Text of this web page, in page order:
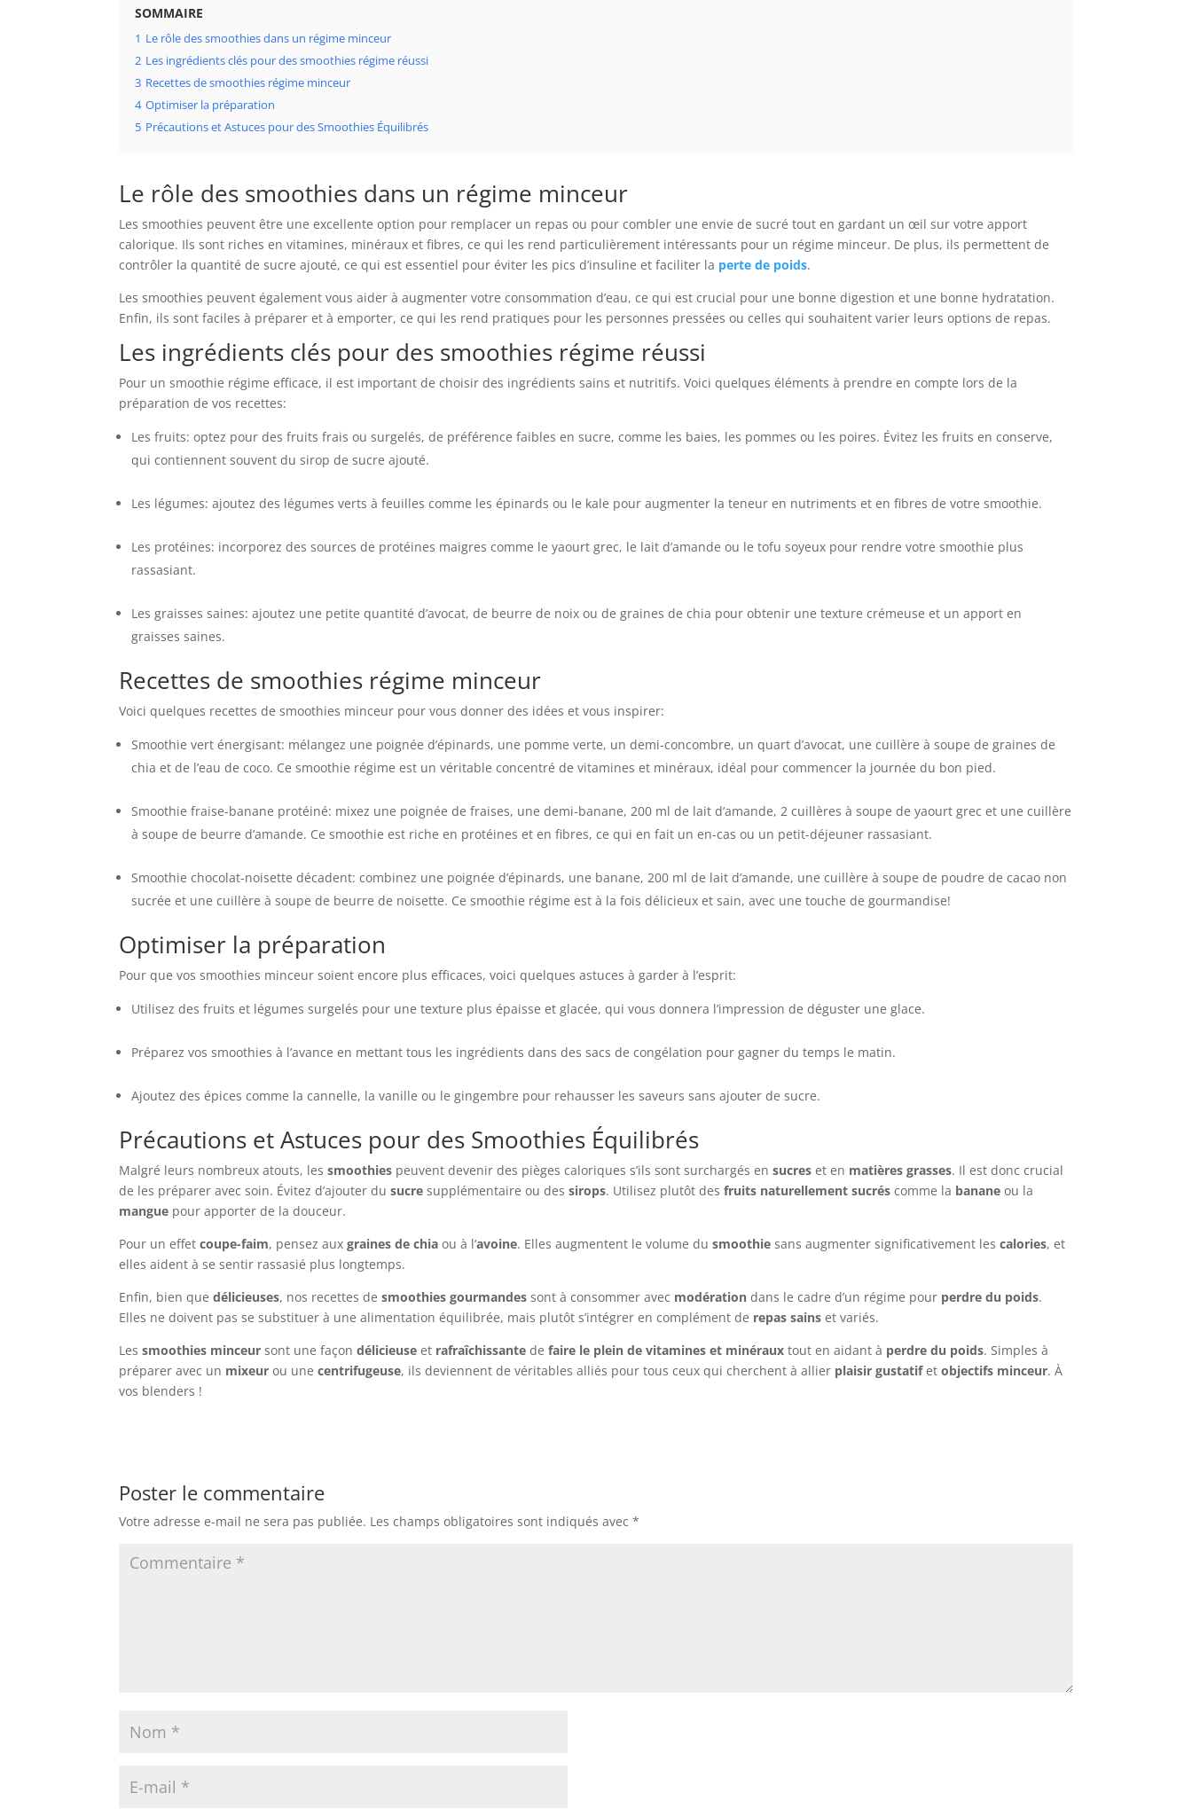
SOMMAIRE
1 Le rôle des smoothies dans un régime minceur
2 Les ingrédients clés pour des smoothies régime réussi
3 Recettes de smoothies régime minceur
4 Optimiser la préparation
5 Précautions et Astuces pour des Smoothies Équilibrés
Le rôle des smoothies dans un régime minceur
Les smoothies peuvent être une excellente option pour remplacer un repas ou pour combler une envie de sucré tout en gardant un œil sur votre apport
calorique. Ils sont riches en vitamines, minéraux et fibres, ce qui les rend particulièrement intéressants pour un régime minceur. De plus, ils permettent de
contrôler la quantité de sucre ajouté, ce qui est essentiel pour éviter les pics d’insuline et faciliter la perte de poids.
Les smoothies peuvent également vous aider à augmenter votre consommation d’eau, ce qui est crucial pour une bonne digestion et une bonne hydratation.
Enfin, ils sont faciles à préparer et à emporter, ce qui les rend pratiques pour les personnes pressées ou celles qui souhaitent varier leurs options de repas.
Les ingrédients clés pour des smoothies régime réussi
Pour un smoothie régime efficace, il est important de choisir des ingrédients sains et nutritifs. Voici quelques éléments à prendre en compte lors de la
préparation de vos recettes:
Les fruits: optez pour des fruits frais ou surgelés, de préférence faibles en sucre, comme les baies, les pommes ou les poires. Évitez les fruits en conserve,
qui contiennent souvent du sirop de sucre ajouté.
Les légumes: ajoutez des légumes verts à feuilles comme les épinards ou le kale pour augmenter la teneur en nutriments et en fibres de votre smoothie.
Les protéines: incorporez des sources de protéines maigres comme le yaourt grec, le lait d’amande ou le tofu soyeux pour rendre votre smoothie plus
rassasiant.
Les graisses saines: ajoutez une petite quantité d’avocat, de beurre de noix ou de graines de chia pour obtenir une texture crémeuse et un apport en
graisses saines.
Recettes de smoothies régime minceur
Voici quelques recettes de smoothies minceur pour vous donner des idées et vous inspirer:
Smoothie vert énergisant: mélangez une poignée d’épinards, une pomme verte, un demi-concombre, un quart d’avocat, une cuillère à soupe de graines de
chia et de l’eau de coco. Ce smoothie régime est un véritable concentré de vitamines et minéraux, idéal pour commencer la journée du bon pied.
Smoothie fraise-banane protéiné: mixez une poignée de fraises, une demi-banane, 200 ml de lait d’amande, 2 cuillères à soupe de yaourt grec et une cuillère
à soupe de beurre d’amande. Ce smoothie est riche en protéines et en fibres, ce qui en fait un en-cas ou un petit-déjeuner rassasiant.
Smoothie chocolat-noisette décadent: combinez une poignée d’épinards, une banane, 200 ml de lait d’amande, une cuillère à soupe de poudre de cacao non
sucrée et une cuillère à soupe de beurre de noisette. Ce smoothie régime est à la fois délicieux et sain, avec une touche de gourmandise!
Optimiser la préparation
Pour que vos smoothies minceur soient encore plus efficaces, voici quelques astuces à garder à l’esprit:
Utilisez des fruits et légumes surgelés pour une texture plus épaisse et glacée, qui vous donnera l’impression de déguster une glace.
Préparez vos smoothies à l’avance en mettant tous les ingrédients dans des sacs de congélation pour gagner du temps le matin.
Ajoutez des épices comme la cannelle, la vanille ou le gingembre pour rehausser les saveurs sans ajouter de sucre.
Précautions et Astuces pour des Smoothies Équilibrés
Malgré leurs nombreux atouts, lessmoothies peuvent devenir des pièges caloriques s’ils sont surchargés ensucres et en matières grasses. Il est donc crucial
de les préparer avec soin. Évitez d’ajouter dusucre supplémentaire ou dessirops. Utilisez plutôt desfruits naturellement sucrés comme la banane ou la
mangue pour apporter de la douceur.
Pour un effetcoupe-faim, pensez auxgraines de chia ou à l’avoine. Elles augmentent le volume dusmoothie sans augmenter significativement lescalories, et
elles aident à se sentir rassasié plus longtemps.
Enfin, bien quedélicieuses, nos recettes desmoothies gourmandes sont à consommer avec modération dans le cadre d’un régime pour perdre du poids.
Elles ne doivent pas se substituer à une alimentation équilibrée, mais plutôt s’intégrer en complément de repas sains et variés.
Lessmoothies minceur sont une façondélicieuse et rafraîchissante defaire le plein de vitamines et minéraux tout en aidant à perdre du poids. Simples à
préparer avec un mixeur ou unecentrifugeuse, ils deviennent de véritables alliés pour tous ceux qui cherchent à allier plaisir gustatifetobjectifs minceur. À
vos blenders !
Poster le commentaire
Votre adresse e-mail ne sera pas publiée. Les champs obligatoires sont indiqués avec*